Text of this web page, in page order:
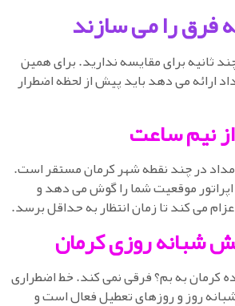
را می سازند
برای مقایسه ندارید. برای همین
می دهد باید پیش از لحظه اضطرار
نیم ساعت
در چند نقطه شهر کرمان مستقر است.
موقعیت شما را گوش می دهد و
می کند تا زمان انتظار به حداقل برسد.
روزی کرمان
به بم؟ فرقی نمی کند. خط اضطراری
روز و روزهای تعطیل فعال است و